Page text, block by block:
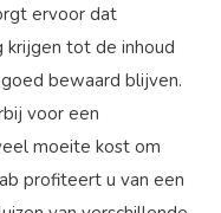
ervoor dat
krijgen tot de inhoud
bewaard blijven.
voor een
moeite kost om
profiteert u van een